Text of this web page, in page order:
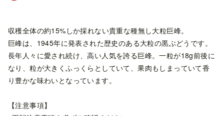
収穫全体の約15%しか採れない貴重な種無し大粒巨峰。
巨峰は、1945年に発表された歴史のある大粒の黒ぶどうです。
長年人々に愛され続け、高い人気を誇る巨峰。一粒が18g前後に
なり、粒が大きくふっくらとしていて、果肉もしまっていて香
り豊かな味わいとなっています。
【注意事項】